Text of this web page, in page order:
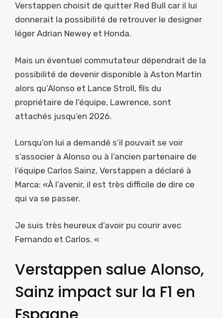
Verstappen choisit de quitter Red Bull car il lui
donnerait la possibilité de retrouver le designer
léger Adrian Newey et Honda.
Mais un éventuel commutateur dépendrait de la
possibilité de devenir disponible à Aston Martin
alors qu’Alonso et Lance Stroll, fils du
propriétaire de l’équipe, Lawrence, sont
attachés jusqu’en 2026.
Lorsqu’on lui a demandé s’il pouvait se voir
s’associer à Alonso ou à l’ancien partenaire de
l’équipe Carlos Sainz, Verstappen a déclaré à
Marca: «À l’avenir, il est très difficile de dire ce
qui va se passer.
Je suis très heureux d’avoir pu courir avec
Fernando et Carlos. «
Verstappen salue Alonso,
Sainz impact sur la F1 en